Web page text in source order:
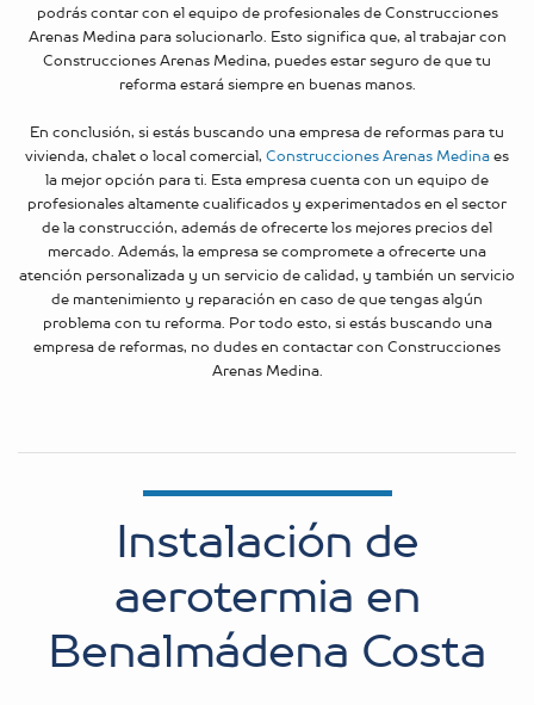
podrás contar con el equipo de profesionales de Construcciones
Arenas Medina para solucionarlo. Esto significa que, al trabajar con
Construcciones Arenas Medina, puedes estar seguro de que tu
reforma estará siempre en buenas manos.
En conclusión, si estás buscando una empresa de reformas para tu
vivienda, chalet o local comercial, Construcciones Arenas Medinaes
la mejor opción para ti. Esta empresa cuenta con un equipo de
profesionales altamente cualificados y experimentados en el sector
de la construcción, además de ofrecerte los mejores precios del
mercado. Además, la empresa se compromete a ofrecerte una
atención personalizada y un servicio de calidad, y también un servicio
de mantenimiento y reparación en caso de que tengas algún
problema con tu reforma. Por todo esto, si estás buscando una
empresa de reformas, no dudes en contactar con Construcciones
Arenas Medina.
Instalación de
aerotermia en
Benalmádena Costa